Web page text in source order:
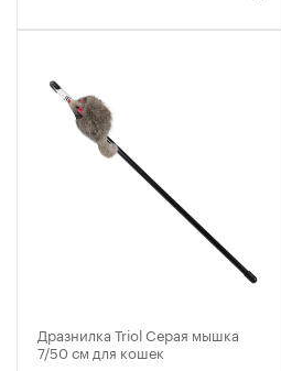
Дразнилка Triol Cерая мышка
7/50 см для кошек